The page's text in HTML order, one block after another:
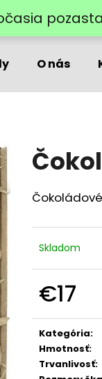
O nás
Skladom
€17
Kategória:
Hmotnosť:
Trvanlivosť: